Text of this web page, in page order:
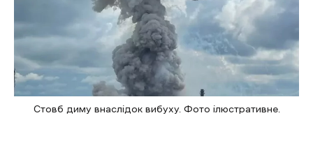
Стовб диму внаслідок вибуху. Фото ілюстративне.